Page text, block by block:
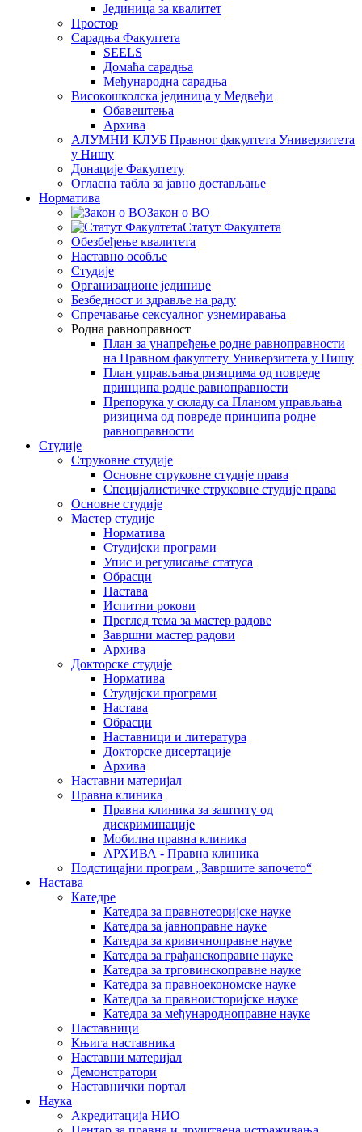
Јединица за квалитет
Простор
Сарадња Факултета
SEELS
Домаћа сарадња
Међународна сарадња
Високошколска јединица у Медвеђи
Обавештења
Архива
АЛУМНИ КЛУБ Правног факултета Универзитета
у Нишу
Донације Факултету
Огласна табла за јавно достављање
Норматива
Закон о ВО
Статут Факултета
Обезбеђење квалитета
Наставно особље
Студије
Организационе јединице
Безбедност и здравље на раду
Спречавање сексуалног узнемиравања
Родна равноправност
План за унапређење родне равноправности
на Правном факултету Универзитета у Нишу
План управљања ризицима од повреде
принципа родне равноправности
Препорука у складу са Планом управљања
ризицима од повреде принципа родне
равноправности
Студије
Струковне студије
Основне струковне студије права
Специјалистичке струковне студије права
Основне студије
Мастер студије
Норматива
Студијски програми
Упис и регулисање статуса
Обрасци
Настава
Испитни рокови
Преглед тема за мастер радове
Завршни мастер радови
Архива
Докторске студије
Норматива
Студијски програми
Настава
Обрасци
Наставници и литература
Докторске дисертације
Архива
Наставни материјал
Правна клиника
Правна клиника за заштиту од
дискриминације
Мобилна правна клиника
АРХИВА - Правна клиника
Подстицајни програм „Завршите започето“
Настава
Катедре
Катедра за правнотеоријске науке
Катедра за јавноправне науке
Катедра за кривичноправне науке
Катедра за грађанскоправне науке
Катедра за трговинскоправне науке
Катедра за правноекономске науке
Катедра за правноисторијске науке
Катедра за међународноправне науке
Наставници
Књига наставника
Наставни материјал
Демонстратори
Наставнички портал
Наука
Акредитација НИО